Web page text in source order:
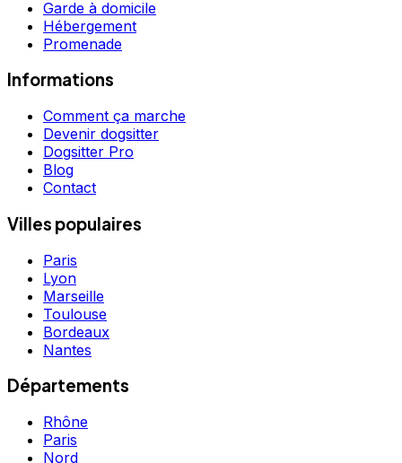
Garde à domicile
Hébergement
Promenade
Informations
Comment ça marche
Devenir dogsitter
Dogsitter Pro
Blog
Contact
Villes populaires
Paris
Lyon
Marseille
Toulouse
Bordeaux
Nantes
Départements
Rhône
Paris
Nord